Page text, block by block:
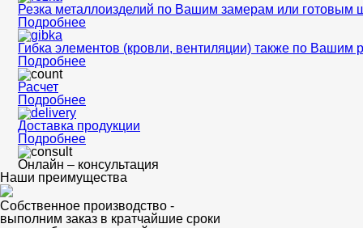
Резка металлоизделий по Вашим замерам или готовым
Подробнее
Гибка элементов (кровли, вентиляции) также по Вашим
Подробнее
Расчет
Подробнее
Доставка продукции
Подробнее
Онлайн – консультация
Наши преимущества
Собственное производство -
выполним заказ в кратчайшие сроки